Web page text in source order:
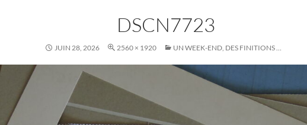
DSCN7723
JUIN 28, 2026 2560 × 1920 UN WEEK-END, DES FINITIONS …